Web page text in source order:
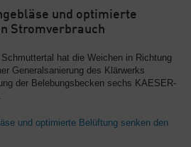
und optimierte
Stromverbrauch
hat die Weichen in Richtung
Generalsanierung des Klärwerks
der Belebungsbecken sechs KAESER-
und optimierte Belüftung senken den